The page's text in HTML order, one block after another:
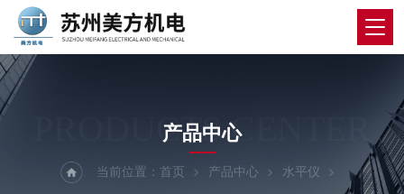
PRODUCTS CENTER
产品中心
当前位置： 首页 产品中心 水平仪